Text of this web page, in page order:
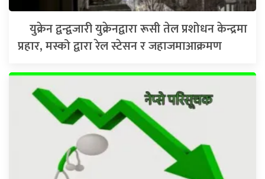
युक्रेन द्वन्द्वजारी युक्रेनद्वारा रूसी तेल प्रशोधन केन्द्रमा
प्रहार, मस्को द्वारा रेल स्टेसन र जहाजमाआक्रमण